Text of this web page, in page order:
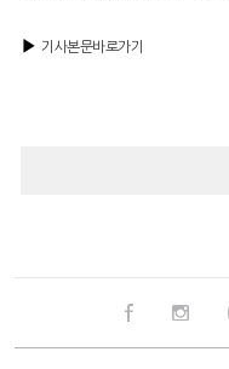
▶ 기사본문바로가기